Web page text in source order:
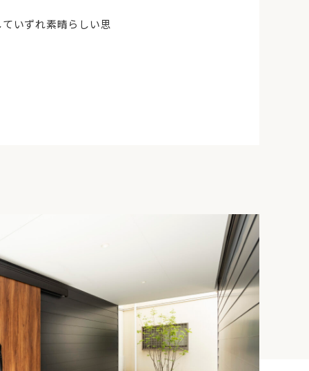
いずれ素晴らしい思